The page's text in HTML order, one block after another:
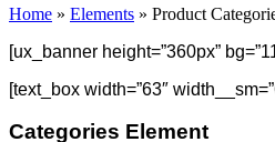
Home » Elements » Product
[ux_banner height=”360px”
[text_box width=”63″
Categories Element